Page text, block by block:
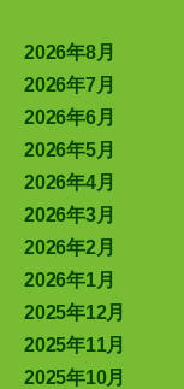
2026年8月
2026年7月
2026年6月
2026年5月
2026年4月
2026年3月
2026年2月
2026年1月
2025年12月
2025年11月
2025年10月